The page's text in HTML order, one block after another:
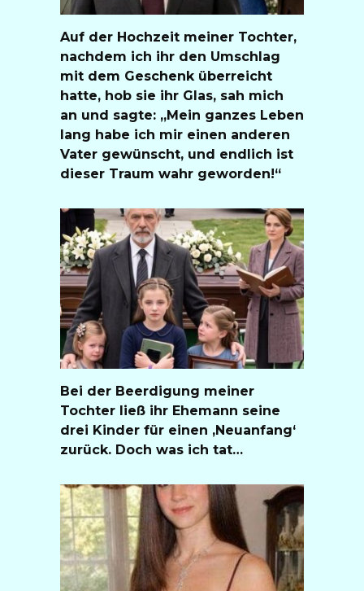
Auf der Hochzeit meiner Tochter,
nachdem ich ihr den Umschlag
mit dem Geschenk überreicht
hatte, hob sie ihr Glas, sah mich
an und sagte: „Mein ganzes Leben
lang habe ich mir einen anderen
Vater gewünscht, und endlich ist
dieser Traum wahr geworden!“
Bei der Beerdigung meiner
Tochter ließ ihr Ehemann seine
drei Kinder für einen ‚Neuanfang‘
zurück. Doch was ich tat…